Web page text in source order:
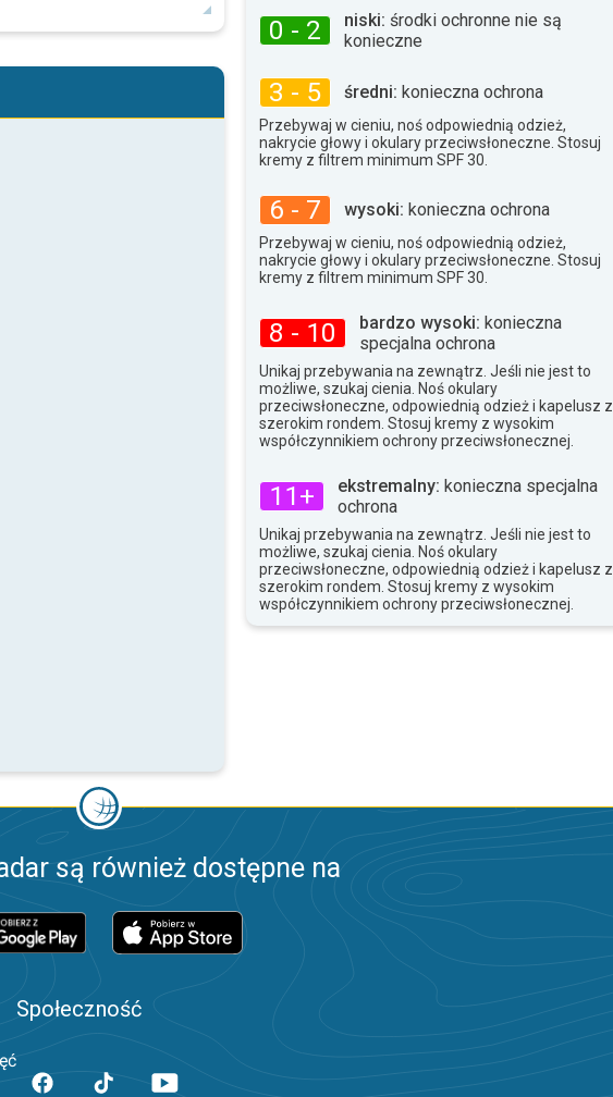
30°max.
4 3
0 - 2 niski: środki ochronne nie są
konieczne
3 - 5 średni: konieczna ochrona
Przebywaj w cieniu, noś odpowiednią odzież,
nakrycie głowy i okulary przeciwsłoneczne. Stosuj
kremy z filtrem minimum SPF 30.
6 - 7 wysoki: konieczna ochrona
Przebywaj w cieniu, noś odpowiednią odzież,
nakrycie głowy i okulary przeciwsłoneczne. Stosuj
kremy z filtrem minimum SPF 30.
8 - 10 bardzo wysoki: konieczna
specjalna ochrona
Unikaj przebywania na zewnątrz. Jeśli nie jest to
możliwe, szukaj cienia. Noś okulary
przeciwsłoneczne, odpowiednią odzież i kapelusz z
szerokim rondem. Stosuj kremy z wysokim
współczynnikiem ochrony przeciwsłonecznej.
11+ ekstremalny: konieczna specjalna
ochrona
Unikaj przebywania na zewnątrz. Jeśli nie jest to
możliwe, szukaj cienia. Noś okulary
przeciwsłoneczne, odpowiednią odzież i kapelusz z
szerokim rondem. Stosuj kremy z wysokim
współczynnikiem ochrony przeciwsłonecznej.
są również dostępne na
Społeczność